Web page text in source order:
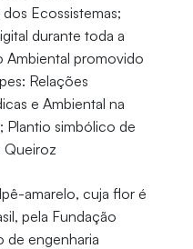
Ecossistemas;
durante toda a
Ambiental promovido
Relações
e Ambiental na
Plantio simbólico de
Queiroz
amarelo, cuja flor é
pela Fundação
de engenharia